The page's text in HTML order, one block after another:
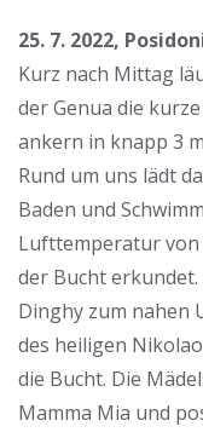
25. 7. 2022,
Kurz nach Mittag
der Genua die
ankern in knapp 3
Rund um uns lädt
Baden und
Lufttemperatur von
der Bucht
Dinghy zum nahen
des heiligen
die Bucht. Die
Mamma Mia und